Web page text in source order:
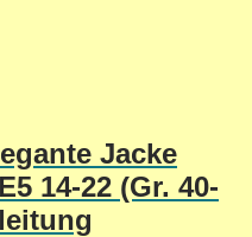
Jacke
14-22 (Gr. 40-